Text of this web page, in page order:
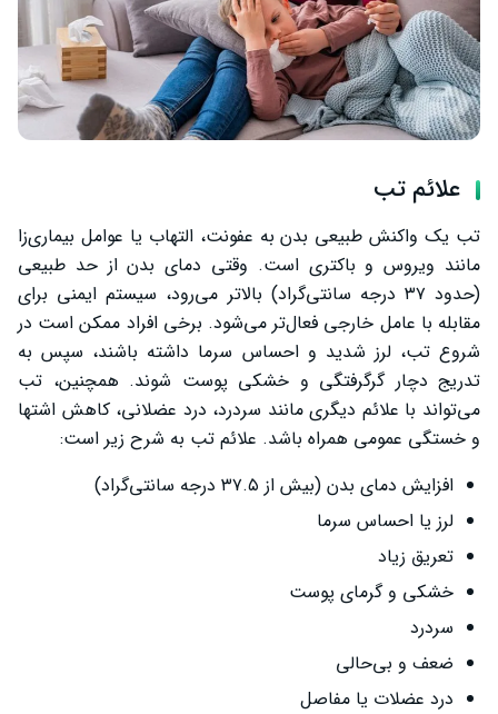
علائم تب
تب یک واکنش طبیعی بدن به عفونت، التهاب یا عوامل بیماری‌زا
مانند ویروس و باکتری است. وقتی دمای بدن از حد طبیعی
(حدود ۳۷ درجه سانتی‌گراد) بالاتر می‌رود، سیستم ایمنی برای
مقابله با عامل خارجی فعال‌تر می‌شود. برخی افراد ممکن است در
شروع تب، لرز شدید و احساس سرما داشته باشند، سپس به
تدریج دچار گرگرفتگی و خشکی پوست شوند. همچنین، تب
می‌تواند با علائم دیگری مانند سردرد، درد عضلانی، کاهش اشتها
و خستگی عمومی همراه باشد. علائم تب به شرح زیر است:
افزایش دمای بدن (بیش از ۳۷.۵ درجه سانتی‌گراد)
لرز یا احساس سرما
تعریق زیاد
خشکی و گرمای پوست
سردرد
ضعف و بی‌حالی
درد عضلات یا مفاصل